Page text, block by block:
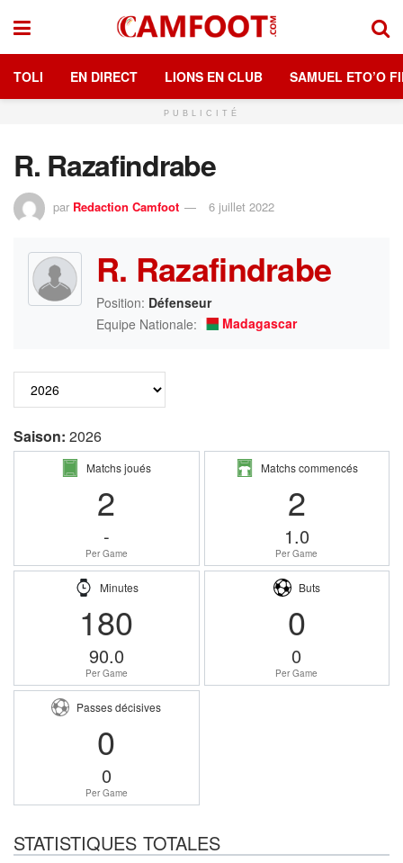
TOLI EN DIRECT LIONS EN CLUB SAMUEL ETO’O
PUBLICITÉ
R. Razafindrabe
par Redaction Camfoot 6 juillet 2022
R. Razafindrabe
Position: Défenseur
Equipe Nationale:
Madagascar
Saison: 2026
Matchs joués
2
-
Per Game
Matchs commencés
2
1.0
Per Game
Minutes
180
90.0
Per Game
Buts
0
0
Per Game
Passes décisives
0
0
Per Game
STATISTIQUES TOTALES